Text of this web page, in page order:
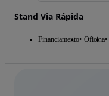
Stand Via Rápida
Financiamento Oficina